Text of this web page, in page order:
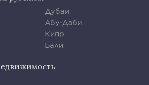
Дубаи
Абу-Даби
Кипр
Бали